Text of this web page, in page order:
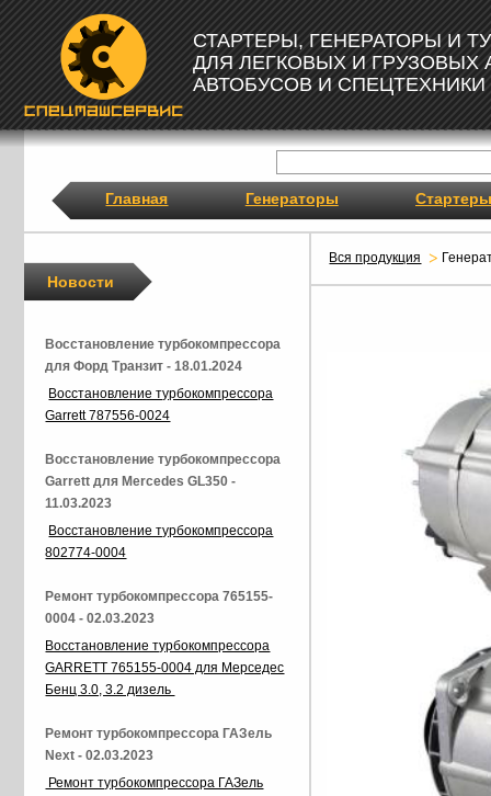
СТАРТЕРЫ, ГЕНЕРАТОРЫ И
ДЛЯ ЛЕГКОВЫХ И ГРУЗОВЫХ
АВТОБУСОВ И СПЕЦТЕХНИКИ
Главная Генераторы Стартеры
Вся продукция
Новости
Восстановление турбокомпрессора
для Форд Транзит - 18.01.2024
Восстановление турбокомпрессора
Garrett 787556-0024
Восстановление турбокомпрессора
Garrett для Mercedes GL350 -
11.03.2023
Восстановление турбокомпрессора
802774-0004
Ремонт турбокомпрессора 765155-
0004 - 02.03.2023
Восстановление турбокомпрессора
GARRETT 765155-0004 для Мерседес
Бенц 3.0, 3.2 дизель
Ремонт турбокомпрессора ГАЗель
Next - 02.03.2023
Ремонт турбокомпрессора ГАЗель